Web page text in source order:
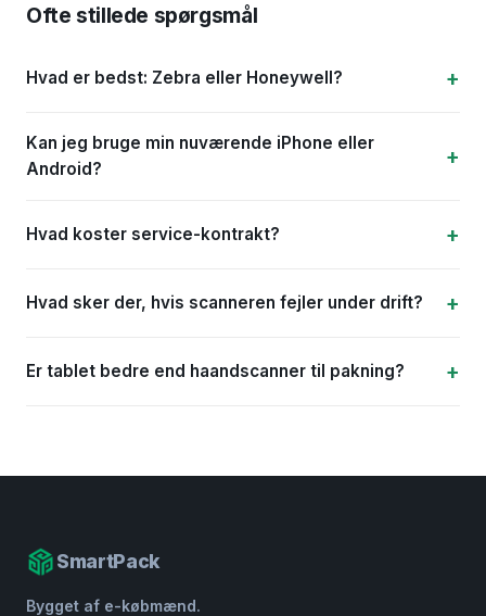
Ofte stillede spørgsmål
Hvad er bedst: Zebra eller Honeywell?
Kan jeg bruge min nuværende iPhone eller
Android?
Hvad koster service-kontrakt?
Hvad sker der, hvis scanneren fejler under drift?
Er tablet bedre end haandscanner til pakning?
SmartPack
Bygget af e-købmænd.